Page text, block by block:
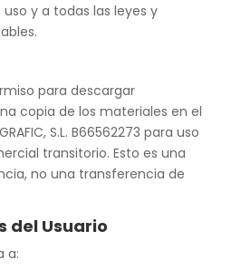
y a todas las leyes y
para descargar
copia de los materiales en el
S.L. B66562273 para uso
transitorio. Esto es una
no una transferencia de
del Usuario
a: